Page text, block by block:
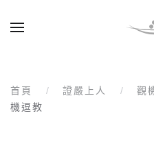
首頁 證嚴上人 觀
機逗教